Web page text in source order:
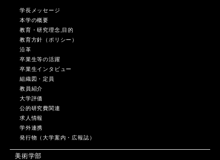
学長メッセージ
本学の概要
教育・研究理念,目的
教育方針（ポリシー）
沿革
卒業生等の活躍
卒業生インタビュー
組織図・定員
教員紹介
大学評価
公的研究費関連
求人情報
学外連携
発行物（大学案内・広報誌）
美術学部